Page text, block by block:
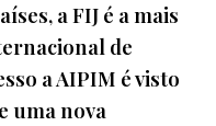
a FIJ é a mais
de
a AIPIM é visto
uma nova